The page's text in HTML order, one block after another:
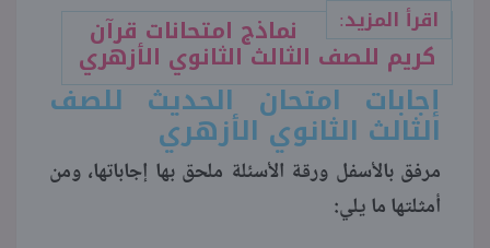
ملفات
منوعات
اقرأ المزيد:
نماذج امتحانات قرآن
كريم للصف الثالث الثانوي الأزهري
إجابات امتحان الحديث للصف
الثالث الثانوي الأزهري
مرفق بالأسفل ورقة الأسئلة ملحق بها إجاباتها، ومن
أمثلتها ما يلي: